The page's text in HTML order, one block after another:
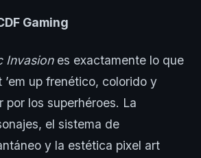
Gaming
Invasiones exactamente lo que
’em up frenético, colorido y
por los superhéroes. La
el sistema de
y la estética pixel art